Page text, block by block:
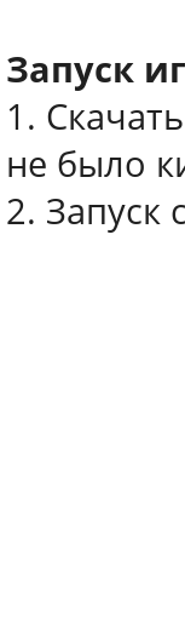
Запуск
1.
не было
2. Запуск